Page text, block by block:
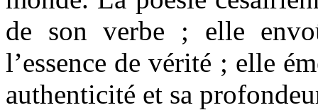
de son verbe ; elle
l’essence de vérité ; elle
authenticité et sa